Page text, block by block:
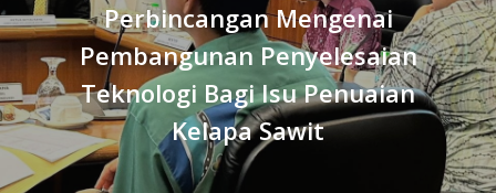
Perbincangan Mengenai
Pembangunan Penyelesaian
Teknologi Bagi Isu Penuaian
Kelapa Sawit